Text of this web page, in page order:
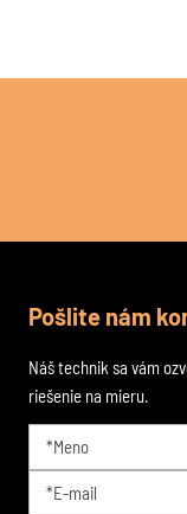
Pošlite nám
Náš technik sa vám
riešenie na mieru.